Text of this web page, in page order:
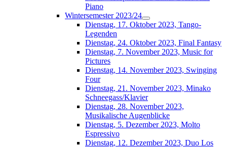
Piano
Wintersemester 2023/24
Dienstag, 17. Oktober 2023, Tango-
Legenden
Dienstag, 24. Oktober 2023, Final Fantasy
Dienstag, 7. November 2023, Music for
Pictures
Dienstag, 14. November 2023, Swinging
Four
Dienstag, 21. November 2023, Minako
Schneegass/Klavier
Dienstag, 28. November 2023,
Musikalische Augenblicke
Dienstag, 5. Dezember 2023, Molto
Espressivo
Dienstag, 12. Dezember 2023, Duo Los